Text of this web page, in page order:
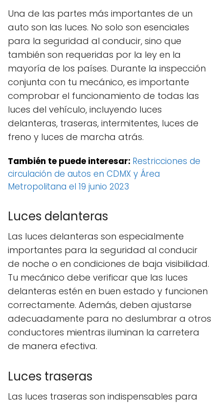
Una de las partes más importantes de un
auto son las luces. No solo son esenciales
para la seguridad al conducir, sino que
también son requeridas por la ley en la
mayoría de los países. Durante la inspección
conjunta con tu mecánico, es importante
comprobar el funcionamiento de todas las
luces del vehículo, incluyendo luces
delanteras, traseras, intermitentes, luces de
freno y luces de marcha atrás.
También te puede interesar: Restricciones de
circulación de autos en CDMX y Área
Metropolitana el 19 junio 2023
Luces delanteras
Las luces delanteras son especialmente
importantes para la seguridad al conducir
de noche o en condiciones de baja visibilidad.
Tu mecánico debe verificar que las luces
delanteras estén en buen estado y funcionen
correctamente. Además, deben ajustarse
adecuadamente para no deslumbrar a otros
conductores mientras iluminan la carretera
de manera efectiva.
Luces traseras
Las luces traseras son indispensables para